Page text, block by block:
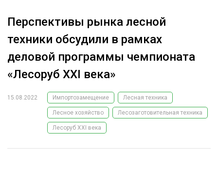
ЛЕСНОЕ ХОЗЯЙСТВО
ОБРАБОТКА ДРЕВЕСИНЫ
ЦИФРОВАЯ СРЕДА
ЭКСПЕРТНОЕ МНЕНИЕ
Перспективы рынка лесной
техники обсудили в рамках
деловой программы чемпионата
«Лесоруб XXI века»
15.08.2022 Импортозамещение Лесная техника
Лесное хозяйство Лесозаготовительная техника
Лесоруб XXI века